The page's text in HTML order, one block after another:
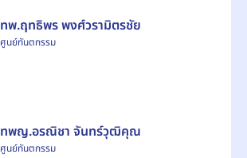
ทพ.ฤทธิพร พงศ์วรามิตรชัย
ศูนย์ทันตกรรม
ทพญ.อรณิชา จันทร์วุฒิคุณ
ศูนย์ทันตกรรม